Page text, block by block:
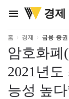
menu
위
키
리
경제
홈 경제 금융·증권
암호화폐
2021년
능성 높